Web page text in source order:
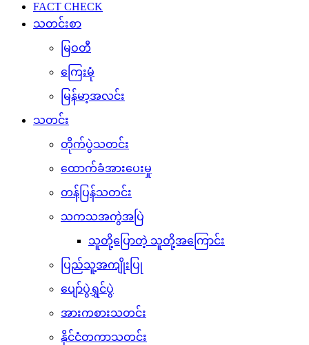
FACT CHECK
သတင်းစာ
မြဝတီ
ကြေးမုံ
မြန်မာ့အလင်း
သတင်း
တိုက်ပွဲသတင်း
ထောက်ခံအားပေးမှု
တန်ပြန်သတင်း
သကသအကွဲအပြဲ
သူတို့ပြောတဲ့ သူတို့အကြောင်း
ပြည်သူ့အကျိုးပြု
ပျော်ပွဲရွှင်ပွဲ
အားကစားသတင်း
နိုင်ငံတကာသတင်း